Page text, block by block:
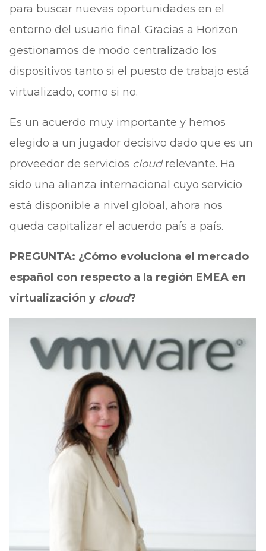
para buscar nuevas oportunidades en el
entorno del usuario final. Gracias a Horizon
gestionamos de modo centralizado los
dispositivos tanto si el puesto de trabajo está
virtualizado, como si no.
Es un acuerdo muy importante y hemos
elegido a un jugador decisivo dado que es un
proveedor de servicios cloudrelevante. Ha
sido una alianza internacional cuyo servicio
está disponible a nivel global, ahora nos
queda capitalizar el acuerdo país a país.
PREGUNTA: ¿Cómo evoluciona el mercado
español con respecto a la región EMEA en
virtualización y cloud?